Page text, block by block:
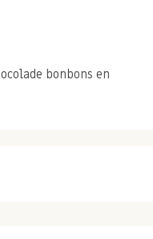
bonbons en